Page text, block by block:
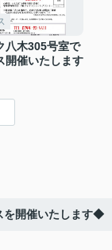
木305号室で
開催いたします
を開催いたします◆